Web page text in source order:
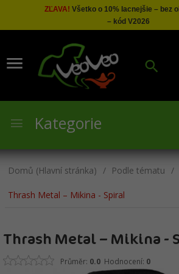
ZĽAVA! Všetko o 10% lacnejšie – bez
– kód V2026
Kategorie
Domů (Hlavní stránka) Podle tématu
Thrash Metal – Mikina - Spiral
Thrash Metal – Mikina -
Průměr: 0.0 Hodnocení: 0